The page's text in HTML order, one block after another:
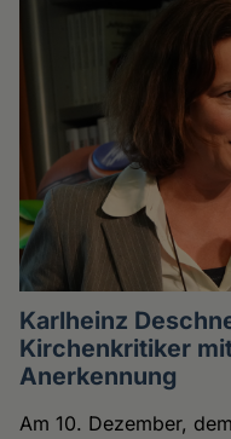
Karlheinz
Kirchenkritiker
Anerkennung
Am 10. Dezember,